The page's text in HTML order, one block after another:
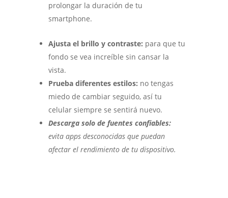
prolongar la duración de tu
smartphone.
Ajusta el brillo y contraste: para que tu
fondo se vea increíble sin cansar la
vista.
Prueba diferentes estilos: no tengas
miedo de cambiar seguido, así tu
celular siempre se sentirá nuevo.
Descarga solo de fuentes confiables:
evita apps desconocidas que puedan
afectar el rendimiento de tu dispositivo.